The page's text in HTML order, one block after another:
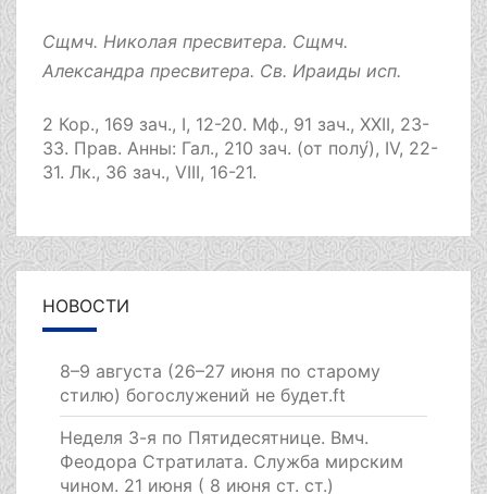
Сщмч. Николая пресвитера. Сщмч.
Александра пресвитера. Св. Ираиды исп.
2 Кор., 169 зач., I, 12-20. Мф., 91 зач., XXII, 23-
33. Прав. Анны: Гал., 210 зач. (от полу́), IV, 22-
31. Лк., 36 зач., VIII, 16-21.
НОВОСТИ
8–9 августа (26–27 июня по старому
стилю) богослужений не будет.ft
Неделя 3-я по Пятидесятнице. Вмч.
Феодора Стратилата. Служба мирским
чином. 21 июня ( 8 июня ст. ст.)